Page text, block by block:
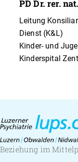
psychosomatisch
Jugendlichen.
Betreuung von
deren Familien
Begleitung von
Neugeborenen
Säuglingen auf
Intensivstation.
PD Dr. rer.
Leitung
Dienst (K&L)
Kinder- und
Kinderspital
Beziehung im